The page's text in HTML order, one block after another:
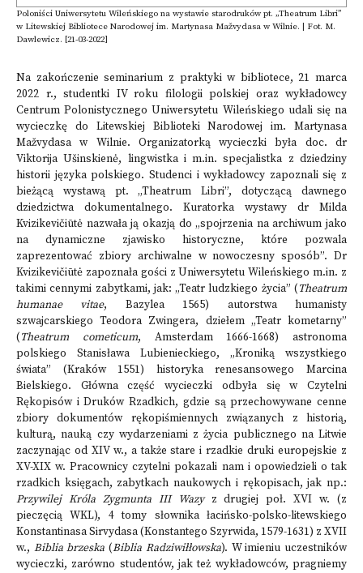
Poloniści Uniwersytetu Wileńskiego na wystawie starodruków pt. „Theatrum Libri”
w Litewskiej Bibliotece Narodowej im. Martynasa Mažvydasa w Wilnie. | Fot. M.
Dawlewicz. [21-03-2022]
Na zakończenie seminarium z praktyki w bibliotece, 21 marca
2022 r., studentki IV roku filologii polskiej oraz wykładowcy
Centrum Polonistycznego Uniwersytetu Wileńskiego udali się na
wycieczkę do Litewskiej Biblioteki Narodowej im. Martynasa
Mažvydasa w Wilnie. Organizatorką wycieczki była doc. dr
Viktorija Ušinskienė, lingwistka i m.in. specjalistka z dziedziny
historii języka polskiego. Studenci i wykładowcy zapoznali się z
bieżącą wystawą pt. „Theatrum Libri”, dotyczącą dawnego
dziedzictwa dokumentalnego. Kuratorka wystawy dr Milda
Kvizikevičiūtė nazwała ją okazją do „spojrzenia na archiwum jako
na dynamiczne zjawisko historyczne, które pozwala
zaprezentować zbiory archiwalne w nowoczesny sposób”. Dr
Kvizikevičiūtė zapoznała gości z Uniwersytetu Wileńskiego m.in. z
takimi cennymi zabytkami, jak: „Teatr ludzkiego życia” (Theatrum
humanae vitae, Bazylea 1565) autorstwa humanisty
szwajcarskiego Teodora Zwingera, dziełem „Teatr kometarny”
(Theatrum cometicum, Amsterdam 1666-1668) astronoma
polskiego Stanisława Lubienieckiego, „Kroniką wszystkiego
świata” (Kraków 1551) historyka renesansowego Marcina
Bielskiego. Główna część wycieczki odbyła się w Czytelni
Rękopisów i Druków Rzadkich, gdzie są przechowywane cenne
zbiory dokumentów rękopiśmiennych związanych z historią,
kulturą, nauką czy wydarzeniami z życia publicznego na Litwie
zaczynając od XIV w., a także stare i rzadkie druki europejskie z
XV-XIX w. Pracownicy czytelni pokazali nam i opowiedzieli o tak
rzadkich księgach, zabytkach naukowych i rękopisach, jak np.:
Przywilej Króla Zygmunta III Wazyz drugiej poł. XVI w. (z
pieczęcią WKL), 4 tomy słownika łacińsko-polsko-litewskiego
Konstantinasa Sirvydasa (Konstantego Szyrwida, 1579-1631) z XVII
w., Biblia brzeska(Biblia Radziwiłłowska). W imieniu uczestników
wycieczki, zarówno studentów, jak też wykładowców, pragniemy